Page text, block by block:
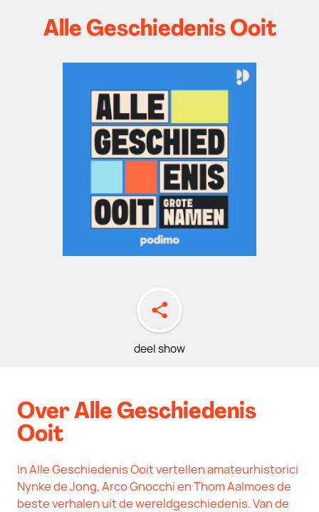
Alle Geschiedenis Ooit
deel show
Over Alle Geschiedenis
Ooit
In Alle Geschiedenis Ooit vertellen amateurhistorici
Nynke de Jong, Arco Gnocchi en Thom Aalmoes de
beste verhalen uit de wereldgeschiedenis. Van de